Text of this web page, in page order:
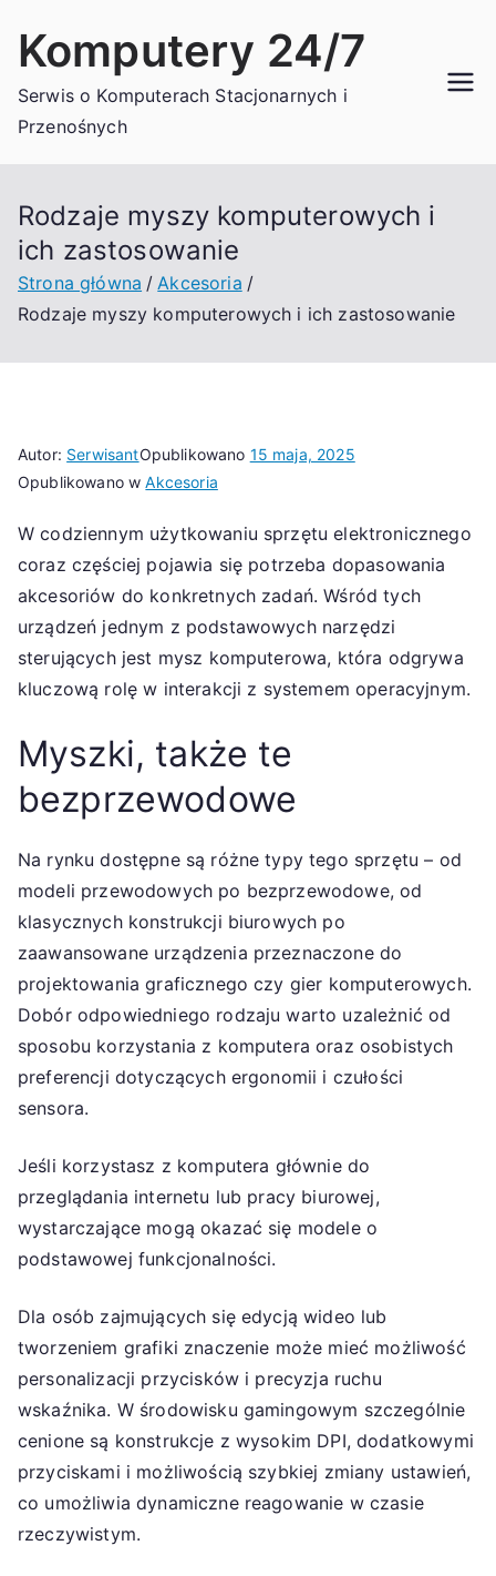
Komputery 24/7
Serwis o Komputerach Stacjonarnych i
Przenośnych
Rodzaje myszy komputerowych i
ich zastosowanie
Strona główna
Akcesoria
Rodzaje myszy komputerowych i ich zastosowanie
Autor: SerwisantOpublikowano 15 maja, 2025
Opublikowano wAkcesoria
W codziennym użytkowaniu sprzętu elektronicznego
coraz częściej pojawia się potrzeba dopasowania
akcesoriów do konkretnych zadań. Wśród tych
urządzeń jednym z podstawowych narzędzi
sterujących jest mysz komputerowa, która odgrywa
kluczową rolę w interakcji z systemem operacyjnym.
Myszki, także te
bezprzewodowe
Na rynku dostępne są różne typy tego sprzętu – od
modeli przewodowych po bezprzewodowe, od
klasycznych konstrukcji biurowych po
zaawansowane urządzenia przeznaczone do
projektowania graficznego czy gier komputerowych.
Dobór odpowiedniego rodzaju warto uzależnić od
sposobu korzystania z komputera oraz osobistych
preferencji dotyczących ergonomii i czułości
sensora.
Jeśli korzystasz z komputera głównie do
przeglądania internetu lub pracy biurowej,
wystarczające mogą okazać się modele o
podstawowej funkcjonalności.
Dla osób zajmujących się edycją wideo lub
tworzeniem grafiki znaczenie może mieć możliwość
personalizacji przycisków i precyzja ruchu
wskaźnika. W środowisku gamingowym szczególnie
cenione są konstrukcje z wysokim DPI, dodatkowymi
przyciskami i możliwością szybkiej zmiany ustawień,
co umożliwia dynamiczne reagowanie w czasie
rzeczywistym.